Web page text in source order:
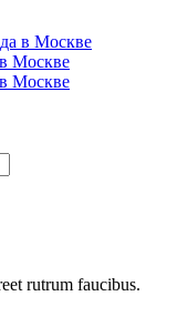
rutrum faucibus.